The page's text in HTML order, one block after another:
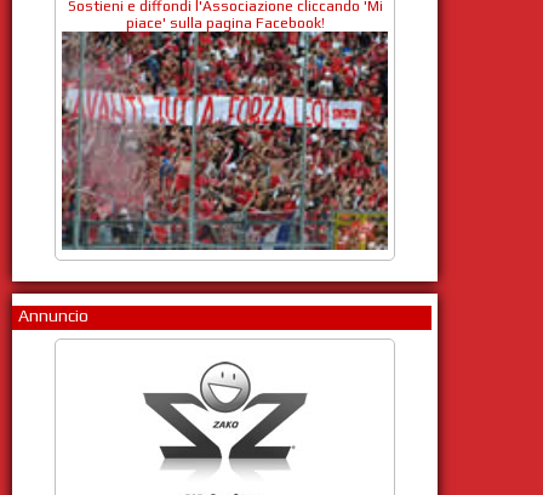
Sostieni e diffondi l'Associazione cliccando 'Mi
piace' sulla pagina Facebook!
Annuncio